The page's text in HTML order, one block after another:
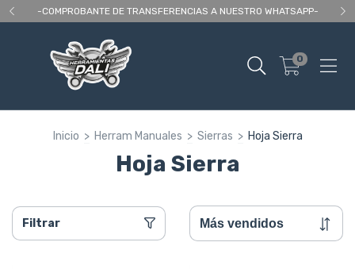
-COMPROBANTE DE TRANSFERENCIAS A NUESTRO WHATSAPP-
0
Inicio > Herram Manuales > Sierras > Hoja Sierra
Hoja Sierra
Filtrar